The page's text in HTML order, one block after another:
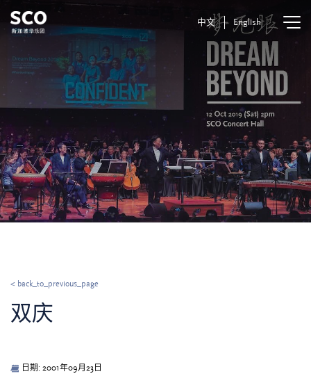
中文 English
< back_to_previous_page
双庆
日期: 2001年09月23日